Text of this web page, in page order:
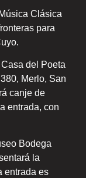
Clásica
para
del Poeta
Merlo, San
canje de
entrada, con
Bodega
la
entrada es